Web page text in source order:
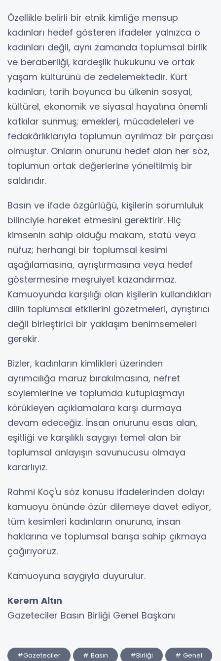
Özellikle belirli bir etnik kimliğe mensup
kadınları hedef gösteren ifadeler yalnızca o
kadınları değil, aynı zamanda toplumsal birlik
ve beraberliği, kardeşlik hukukunu ve ortak
yaşam kültürünü de zedelemektedir. Kürt
kadınları, tarih boyunca bu ülkenin sosyal,
kültürel, ekonomik ve siyasal hayatına önemli
katkılar sunmuş; emekleri, mücadeleleri ve
fedakârlıklarıyla toplumun ayrılmaz bir parçası
olmuştur. Onların onurunu hedef alan her söz,
toplumun ortak değerlerine yöneltilmiş bir
saldırıdır.
Basın ve ifade özgürlüğü, kişilerin sorumluluk
bilinciyle hareket etmesini gerektirir. Hiç
kimsenin sahip olduğu makam, statü veya
nüfuz; herhangi bir toplumsal kesimi
aşağılamasına, ayrıştırmasına veya hedef
göstermesine meşruiyet kazandırmaz.
Kamuoyunda karşılığı olan kişilerin kullandıkları
dilin toplumsal etkilerini gözetmeleri, ayrıştırıcı
değil birleştirici bir yaklaşım benimsemeleri
gerekir.
Bizler, kadınların kimlikleri üzerinden
ayrımcılığa maruz bırakılmasına, nefret
söylemlerine ve toplumda kutuplaşmayı
körükleyen açıklamalara karşı durmaya
devam edeceğiz. İnsan onurunu esas alan,
eşitliği ve karşılıklı saygıyı temel alan bir
toplumsal anlayışın savunucusu olmaya
kararlıyız.
Rahmi Koç'u söz konusu ifadelerinden dolayı
kamuoyu önünde özür dilemeye davet ediyor,
tüm kesimleri kadınların onuruna, insan
haklarına ve toplumsal barışa sahip çıkmaya
çağırıyoruz.
Kamuoyuna saygıyla duyurulur.
Kerem Altın
Gazeteciler Basın Birliği Genel Başkanı
#Gazeteciler # Basın #Birliği # Genel